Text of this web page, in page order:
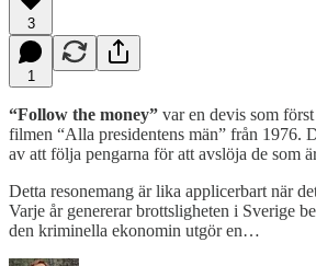
3
1
“Follow the money” var en devis som
filmen “Alla presidentens män” från 1976.
av att följa pengarna för att avslöja de som
Detta resonemang är lika applicerbart när
Varje år genererar brottsligheten i Sverige
den kriminella ekonomin utgör en…